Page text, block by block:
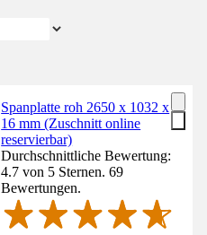
Spanplatte roh 2650 x 1032 x
16 mm (Zuschnitt online
reservierbar)
Durchschnittliche Bewertung:
4.7 von 5 Sternen. 69
Bewertungen.